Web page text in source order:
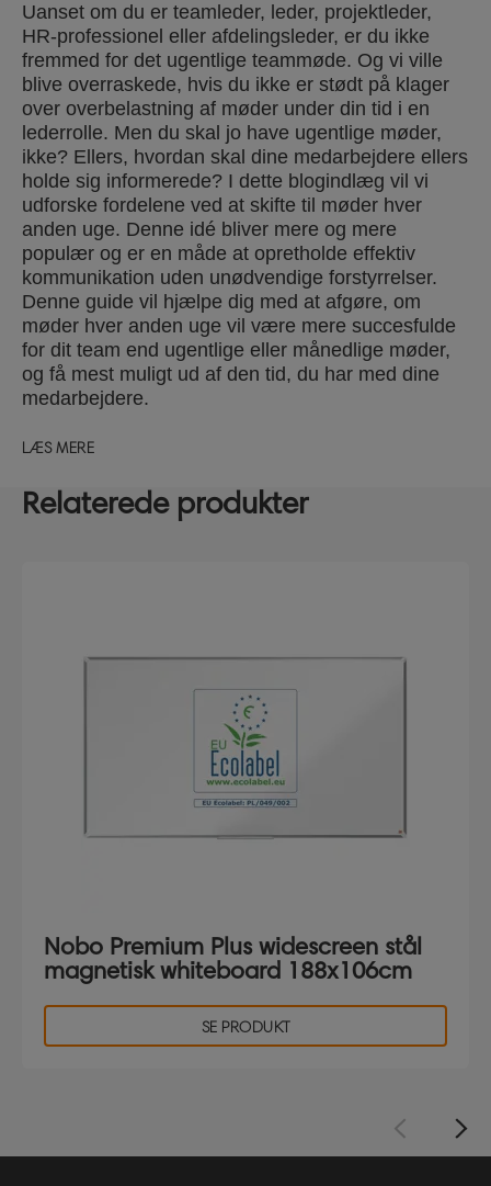
Uanset om du er teamleder, leder, projektleder,
HR-professionel eller afdelingsleder, er du ikke
fremmed for det ugentlige teammøde. Og vi ville
blive overraskede, hvis du ikke er stødt på klager
over overbelastning af møder under din tid i en
lederrolle. Men du skal jo have ugentlige møder,
ikke? Ellers, hvordan skal dine medarbejdere ellers
holde sig informerede? I dette blogindlæg vil vi
udforske fordelene ved at skifte til møder hver
anden uge. Denne idé bliver mere og mere
populær og er en måde at opretholde effektiv
kommunikation uden unødvendige forstyrrelser.
Denne guide vil hjælpe dig med at afgøre, om
møder hver anden uge vil være mere succesfulde
for dit team end ugentlige eller månedlige møder,
og få mest muligt ud af den tid, du har med dine
medarbejdere.
LÆS MERE
Relaterede produkter
Nobo Premium Plus widescreen stål
magnetisk whiteboard 188x106cm
SE PRODUKT